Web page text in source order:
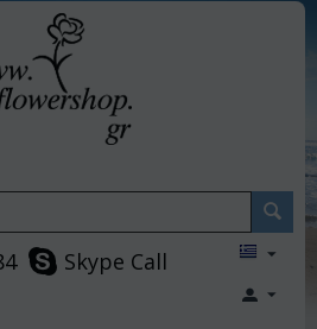
Skype Call